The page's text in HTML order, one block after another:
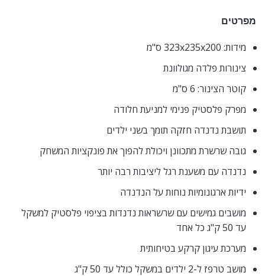
מפרטים
מידות: 323x235x200 ס"מ
צינורות פלדה מגולוונת
קוטר הצינור: 6 ס"מ
מפרק פלסטיק פנימי למניעת חלודה
תושבת נדנדה חזקה תומך בשני ילדים
גובה שרשרת מתכוונן ויכולת להפוך את פונקציות המשחק
נדנדה עם משענת רגל ליציבות רבה יותר
ידיות ארגונומיות נוחות על הנדנדה
מושבים גמישים עם שרשראות נדנדות בציפוי פלסטיק למשקל
עד 50 ק"ג כל אחד
מערכת עיגון קרקע בטיחותית
מושב טרפז ל-2 ילדים במשקל כולל עד 50 ק"ג